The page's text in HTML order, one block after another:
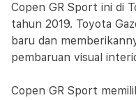
Copen GR Sport ini di
tahun 2019. Toyota
baru dan
pembaruan visual
Copen GR Sport